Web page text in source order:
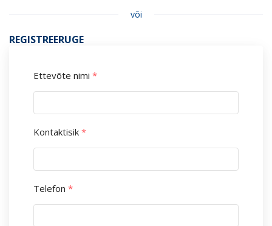
või
REGISTREERUGE
Ettevõte nimi *
Kontaktisik *
Telefon *